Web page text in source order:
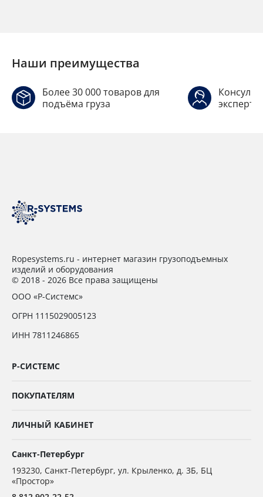
Наши преимущества
Более 30 000 товаров для
подъёма груза
Ropesystems.ru - интернет магазин грузоподъемных
изделий и оборудования
© 2018 - 2026 Все права защищены
ООО «Р-Системс»
ОГРН 1115029005123
ИНН 7811246865
Р-СИСТЕМС
ПОКУПАТЕЛЯМ
ЛИЧНЫЙ КАБИНЕТ
Санкт-Петербург
193230, Санкт-Петербург, ул. Крыленко, д. 3Б, БЦ
«Простор»